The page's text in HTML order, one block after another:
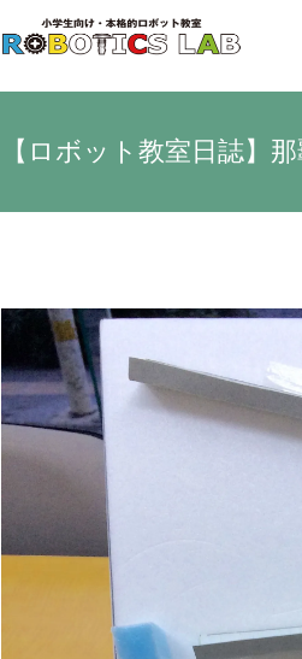
【ロボット教室日誌】
View
Larger
Image